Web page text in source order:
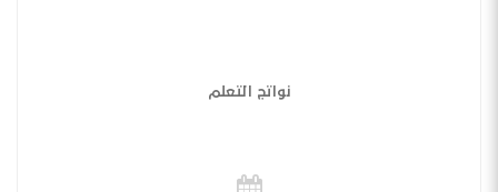
نواتج التعلم